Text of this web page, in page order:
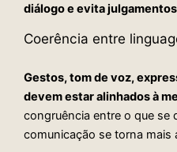
diálogo e evita
Coerência entre
Gestos, tom de voz,
devem estar alinhados à
congruência entre o que se
comunicação se torna mais